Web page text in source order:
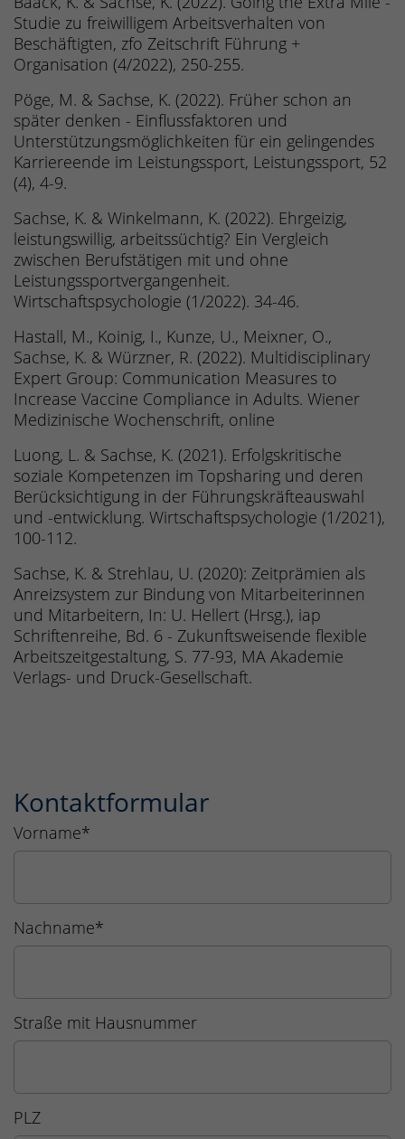
Studie zu freiwilligem Arbeitsverhalten von
Beschäftigten, zfo Zeitschrift Führung +
Organisation (4/2022), 250-255.
Pöge, M. & Sachse, K. (2022). Früher schon an
später denken - Einflussfaktoren und
Unterstützungsmöglichkeiten für ein gelingendes
Karriereende im Leistungssport, Leistungssport, 52
(4), 4-9.
Sachse, K. & Winkelmann, K. (2022). Ehrgeizig,
leistungswillig, arbeitssüchtig? Ein Vergleich
zwischen Berufstätigen mit und ohne
Leistungssportvergangenheit.
Wirtschaftspsychologie (1/2022). 34-46.
Hastall, M., Koinig, I., Kunze, U., Meixner, O.,
Sachse, K. & Würzner, R. (2022). Multidisciplinary
Expert Group: Communication Measures to
Increase Vaccine Compliance in Adults. Wiener
Medizinische Wochenschrift, online
Luong, L. & Sachse, K. (2021). Erfolgskritische
soziale Kompetenzen im Topsharing und deren
Berücksichtigung in der Führungskräfteauswahl
und -entwicklung. Wirtschaftspsychologie (1/2021),
100-112.
Sachse, K. & Strehlau, U. (2020): Zeitprämien als
Anreizsystem zur Bindung von Mitarbeiterinnen
und Mitarbeitern, In: U. Hellert (Hrsg.), iap
Schriftenreihe, Bd. 6 - Zukunftsweisende flexible
Arbeitszeitgestaltung, S. 77-93, MA Akademie
Verlags- und Druck-Gesellschaft.
Kontaktformular
Vorname*
Nachname*
Straße mit Hausnummer
PLZ